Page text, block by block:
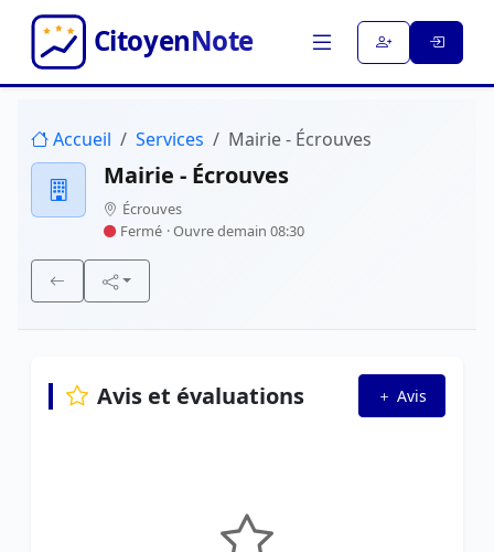
Accueil Services Mairie - Écrouves
Mairie - Écrouves
Écrouves
Fermé · Ouvre demain 08:30
Avis et évaluations Avis